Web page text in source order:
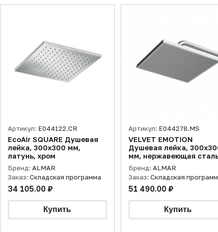
Артикул: E044122.CR
EcoAir SQUARE Душевая
лейка, 300х300 мм,
латунь, хром
Бренд: ALMAR
Заказ: Складская программа
34 105.00 ₽
Артикул: E044278.MS
VELVET EMOTION
Душевая лейка,
мм, нержавеющая
полиров.
Бренд: ALMAR
Заказ: Складская
51 490.00 ₽